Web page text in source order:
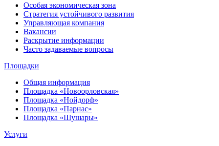
Особая экономическая зона
Стратегия устойчивого развития
Управляющая компания
Вакансии
Раскрытие информации
Часто задаваемые вопросы
Площадки
Общая информация
Площадка «Новоорловская»
Площадка «Нойдорф»
Площадка «Парнас»
Площадка «Шушары»
Услуги